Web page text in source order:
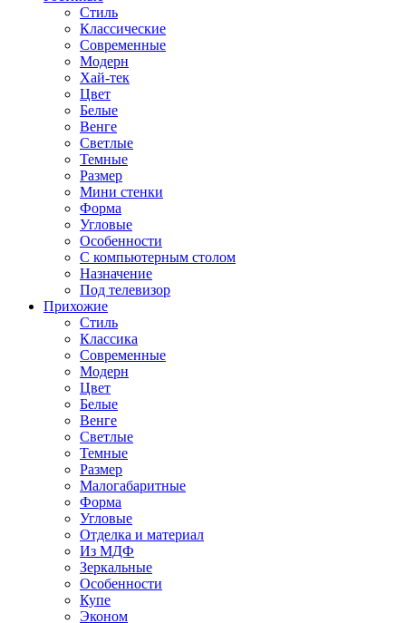
Стиль
Классические
Современные
Модерн
Хай-тек
Цвет
Белые
Венге
Светлые
Темные
Размер
Мини стенки
Форма
Угловые
Особенности
С компьютерным столом
Назначение
Под телевизор
Прихожие
Стиль
Классика
Современные
Модерн
Цвет
Белые
Венге
Светлые
Темные
Размер
Малогабаритные
Форма
Угловые
Отделка и материал
Из МДФ
Зеркальные
Особенности
Купе
Эконом